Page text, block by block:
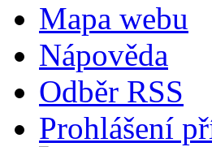
Mapa webu
Nápověda
Odběr RSS
Prohlášení